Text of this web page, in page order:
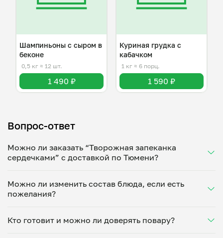
Шампиньоны с сыром в
беконе
0,5 кг ≈ 12 шт.
1 490 ₽
Куриная грудка с
кабачком
1 кг ≈ 6 порц.
1 590 ₽
Вопрос-ответ
Можно ли заказать “Творожная запеканка
сердечками” с доставкой по Тюмени?
Укажите удобное время — и получите свежее
домашнее блюдо в большой порции прямо с плиты.
минут. Статус заказа отслеживайте в личном
кабинете, а с поваром можно связаться напрямую в
Можно ли изменить состав блюда, если есть
пожелания?
ваши предпочтения: уберет специи, снизит
Кто готовит и можно ли доверять повару?